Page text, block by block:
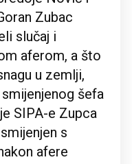
Zubac
slučaj i
aferom, a što
u zemlji,
šefa
SIPA-e Zupca
s
afere